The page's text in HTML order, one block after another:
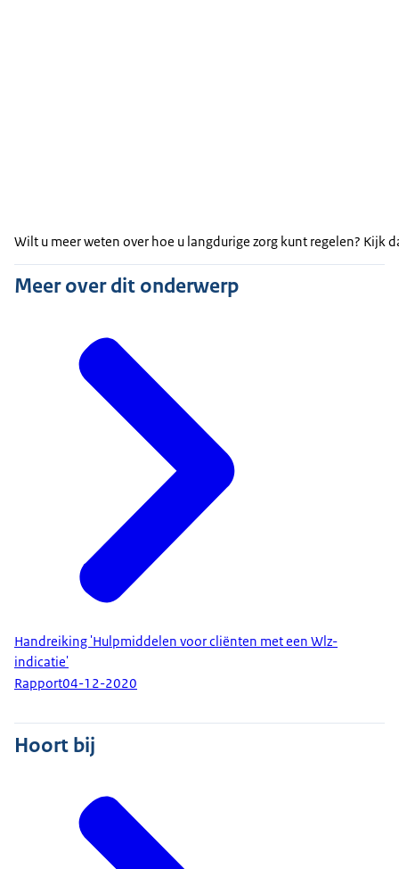
Wilt u meer weten over hoe u langdurige zorg kunt regelen? Kijk
Meer over dit onderwerp
Handreiking 'Hulpmiddelen voor cliënten met een Wlz-
indicatie'
Rapport04-12-2020
Hoort bij